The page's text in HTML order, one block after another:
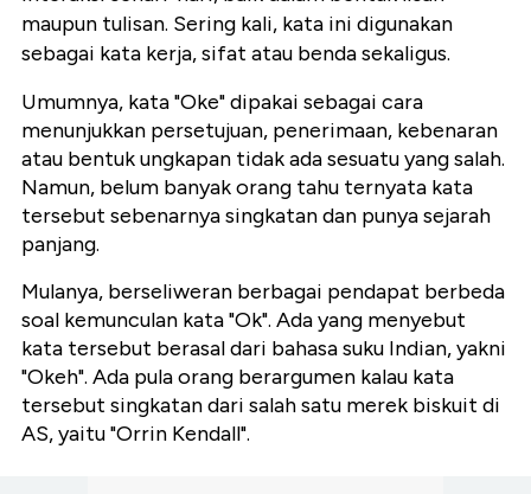
maupun tulisan. Sering kali, kata ini digunakan
sebagai kata kerja, sifat atau benda sekaligus.
Umumnya, kata "Oke" dipakai sebagai cara
menunjukkan persetujuan, penerimaan, kebenaran
atau bentuk ungkapan tidak ada sesuatu yang salah.
Namun, belum banyak orang tahu ternyata kata
tersebut sebenarnya singkatan dan punya sejarah
panjang.
Mulanya, berseliweran berbagai pendapat berbeda
soal kemunculan kata "Ok". Ada yang menyebut
kata tersebut berasal dari bahasa suku Indian, yakni
"Okeh". Ada pula orang berargumen kalau kata
tersebut singkatan dari salah satu merek biskuit di
AS, yaitu "Orrin Kendall".